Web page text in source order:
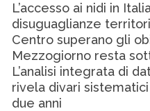
L’accesso ai nidi in
disuguaglianze
Centro superano gli
Mezzogiorno resta
L’analisi integrata di
rivela divari
due anni